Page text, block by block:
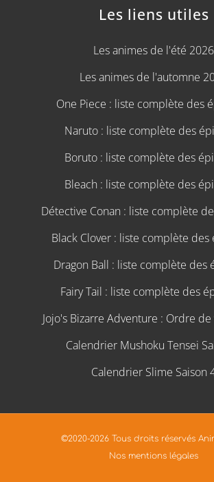
Les liens utiles
Les animes de l'été 2026
Les animes de l'automne
One Piece : liste complète des
Naruto : liste complète des
Boruto : liste complète des
Bleach : liste complète des
Détective Conan : liste complète
Black Clover : liste complète des
Dragon Ball : liste complète des
Fairy Tail : liste complète des
Jojo's Bizarre Adventure : Ordre de
Calendrier Mushoku Tensei
Calendrier Slime Saison
©2020-2026 Tous droits réservés
Nos mentions légales